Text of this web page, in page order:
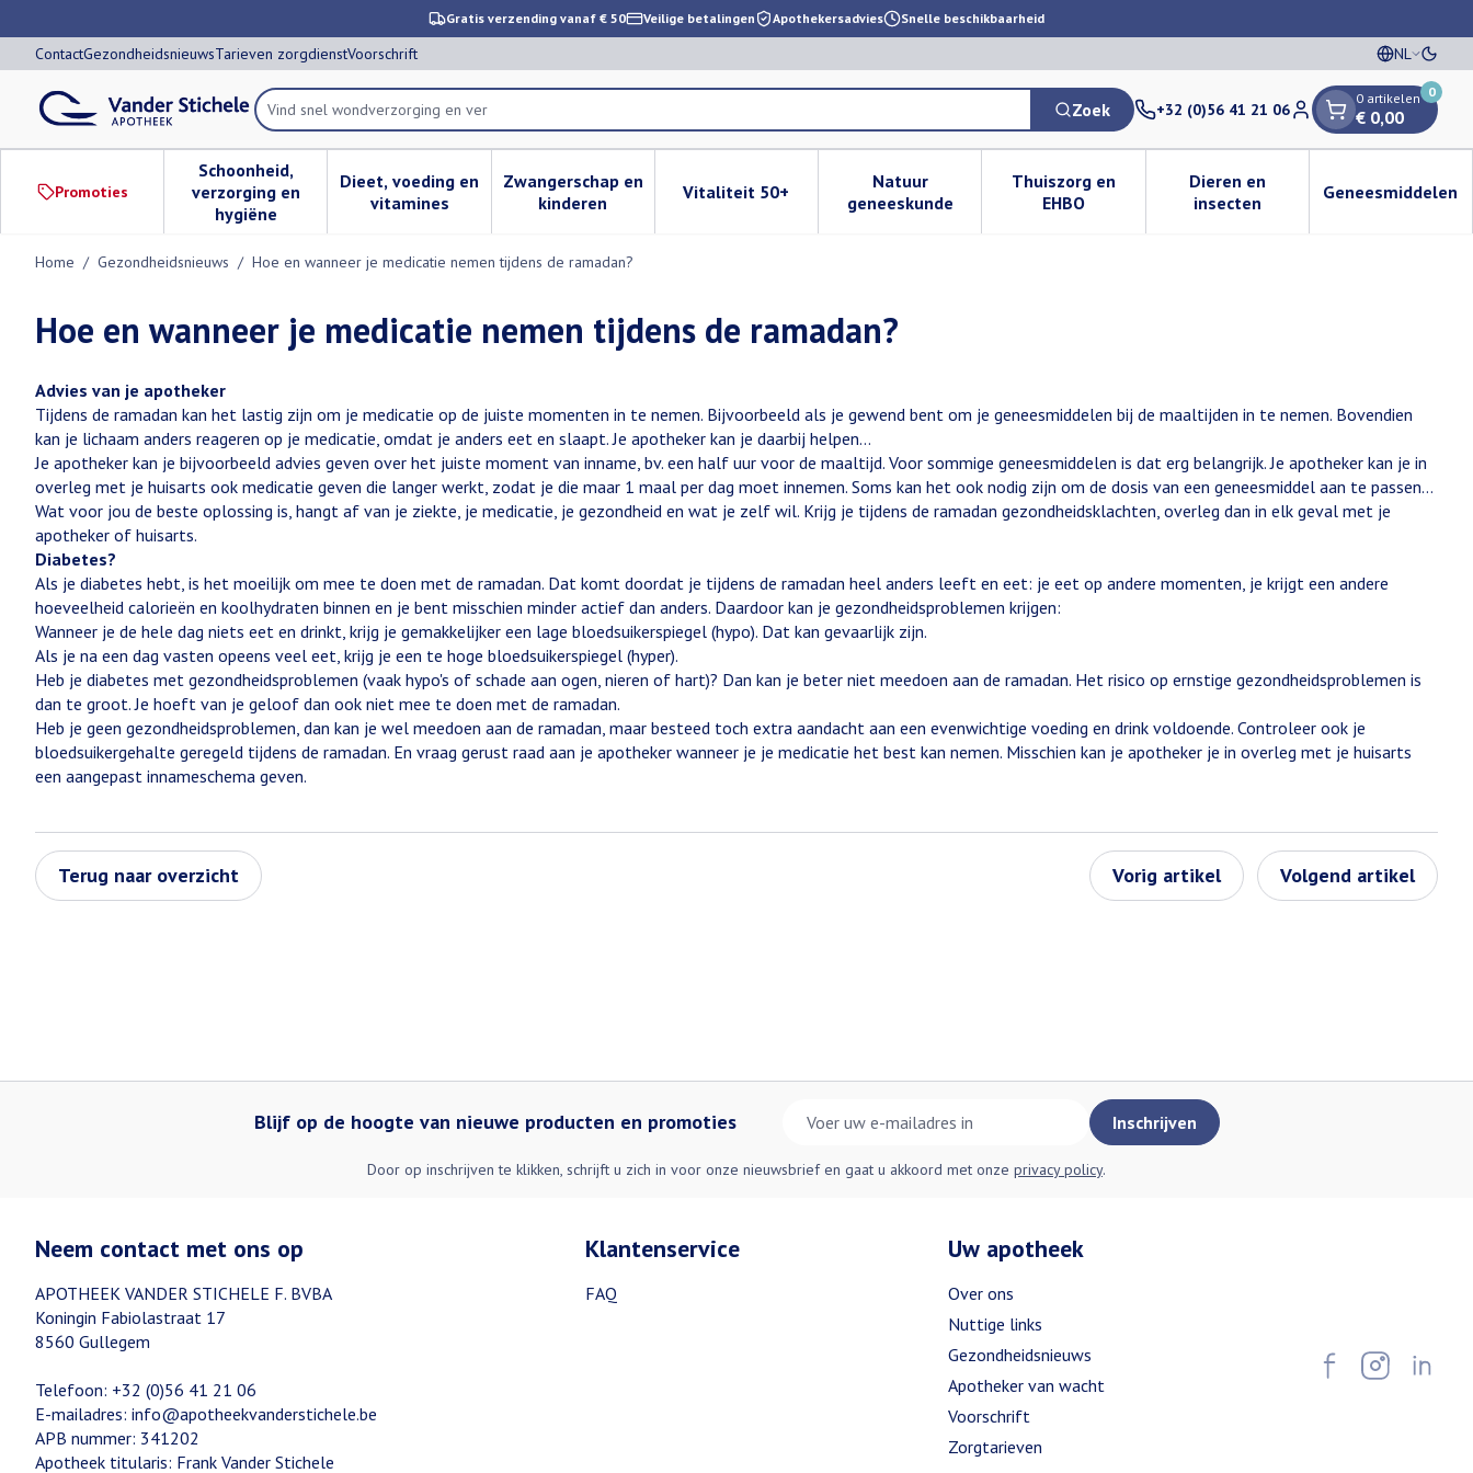
Gratis verzending vanaf € 50 Veilige betalingen Apothekersadvies Snelle beschikbaarheid
ContactGezondheidsnieuwsTarieven zorgdienstVoorschrift NL
Talen
Product, merk, categorie...
Vind snel wondverzor Zoek +32 (0)56 41 21 06
Klant menu
0 artikelen
€ 0,00
0
Promoties
Schoonheid,
verzorging en
hygiëne
Toon submenu voor Schoonheid, verzorging en hygiëne categorie
Dieet, voeding en
vitaminesToon submenu voor Dieet, voeding en vitamines categorie
Zwangerschap en
kinderenToon submenu voor Zwangerschap en kinderen categorie
Vitaliteit 50+Toon submenu voor Vitaliteit 50+ categorie
Natuur
geneeskundeToon submenu voor Natuur geneeskunde categorie
Thuiszorg en
EHBO
Toon submenu voor Thuiszorg en EHBO categorie
Dieren en
insectenToon submenu voor Dieren
Geneesmiddelen
Toon
Home / Gezondheidsnieuws / Hoe en wanneer je medicatie nemen tijdens de ramadan?
Hoe en wanneer je medicatie nemen tijdens de ramadan?
Advies van je apotheker
Tijdens de ramadan kan het lastig zijn om je medicatie op de juiste momenten in te nemen. Bijvoorbeeld als je gewend bent om je geneesmiddelen bij de maaltijden in te nemen. Bovendien
kan je lichaam anders reageren op je medicatie, omdat je anders eet en slaapt. Je apotheker kan je daarbij helpen…
Je apotheker kan je bijvoorbeeld advies geven over het juiste moment van inname, bv. een half uur voor de maaltijd. Voor sommige geneesmiddelen is dat erg belangrijk. Je apotheker kan je in
overleg met je huisarts ook medicatie geven die langer werkt, zodat je die maar 1 maal per dag moet innemen. Soms kan het ook nodig zijn om de dosis van een geneesmiddel aan te passen…
Wat voor jou de beste oplossing is, hangt af van je ziekte, je medicatie, je gezondheid en wat je zelf wil. Krijg je tijdens de ramadan gezondheidsklachten, overleg dan in elk geval met je
apotheker of huisarts.
Diabetes?
Als je diabetes hebt, is het moeilijk om mee te doen met de ramadan. Dat komt doordat je tijdens de ramadan heel anders leeft en eet: je eet op andere momenten, je krijgt een andere
hoeveelheid calorieën en koolhydraten binnen en je bent misschien minder actief dan anders. Daardoor kan je gezondheidsproblemen krijgen:
Wanneer je de hele dag niets eet en drinkt, krijg je gemakkelijker een lage bloedsuikerspiegel (hypo). Dat kan gevaarlijk zijn.
Als je na een dag vasten opeens veel eet, krijg je een te hoge bloedsuikerspiegel (hyper).
Heb je diabetes met gezondheidsproblemen (vaak hypo's of schade aan ogen, nieren of hart)? Dan kan je beter niet meedoen aan de ramadan. Het risico op ernstige gezondheidsproblemen is
dan te groot. Je hoeft van je geloof dan ook niet mee te doen met de ramadan.
Heb je geen gezondheidsproblemen, dan kan je wel meedoen aan de ramadan, maar besteed toch extra aandacht aan een evenwichtige voeding en drink voldoende. Controleer ook je
bloedsuikergehalte geregeld tijdens de ramadan. En vraag gerust raad aan je apotheker wanneer je je medicatie het best kan nemen. Misschien kan je apotheker je in overleg met je huisarts
een aangepast innameschema geven.
Terug naar overzicht Vorig artikel Volgend artikel
Blijf op de hoogte van nieuwe producten en promoties Inschrijven
Door op inschrijven te klikken, schrijft u zich in voor onze nieuwsbrief en gaat u akkoord met onze privacy policy.
Neem contact met ons op
APOTHEEK VANDER STICHELE F. BVBA
Koningin Fabiolastraat 17
8560 Gullegem
Telefoon: +32 (0)56 41 21 06
E-mailadres: info@apotheekvanderstichele.be
APB nummer: 341202
Apotheek titularis: Frank Vander Stichele
Klantenservice
FAQ
Uw apotheek
Over ons
Nuttige links
Gezondheidsnieuws
Apotheker van wacht
Voorschrift
Zorgtarieven